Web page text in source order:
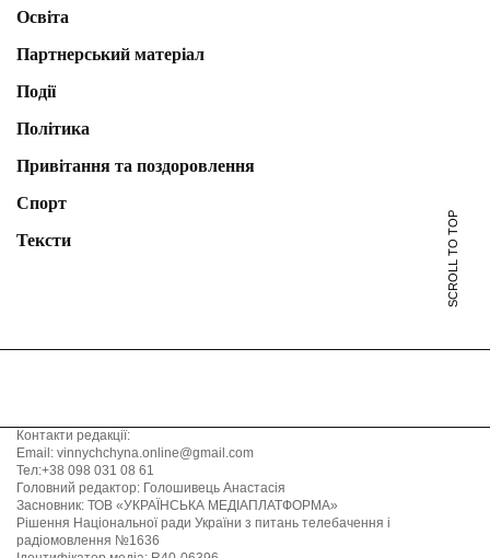
Освіта
Партнерський матеріал
Події
Політика
Привітання та поздоровлення
Спорт
Тексти
SCROLL TO TOP
Контакти редакції:
Email: vinnychchyna.online@gmail.com
Тел:+38 098 031 08 61
Головний редактор: Голошивець Анастасія
Засновник: ТОВ «УКРАЇНСЬКА МЕДІАПЛАТФОРМА»
Рішення Національної ради України з питань телебачення і
радіомовлення №1636